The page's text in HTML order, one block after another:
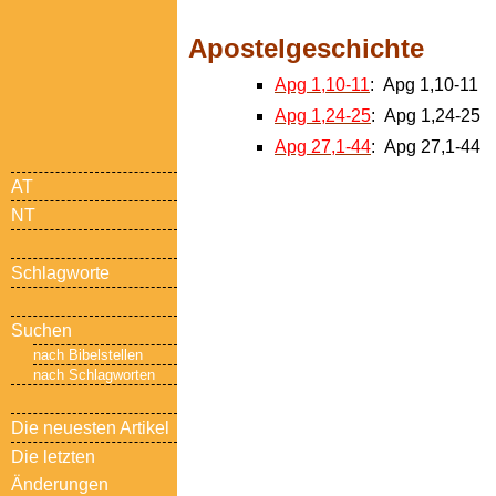
Apostelgeschichte
Apg 1,10-11: Apg 1,10-11
Apg 1,24-25: Apg 1,24-25
Apg 27,1-44: Apg 27,1-44
AT
NT
Schlagworte
Suchen
nach Bibelstellen
nach Schlagworten
Die neuesten Artikel
Die letzten
Änderungen